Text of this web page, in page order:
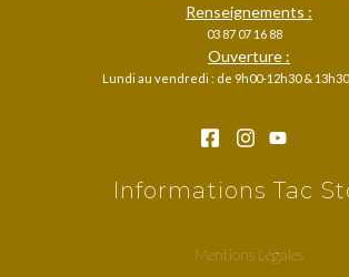
Renseignements :
03 87 07 16 88
Ouverture :
Lundi au vendredi : de 9h00-12h30 &
Informations Tac
Mentions Légales